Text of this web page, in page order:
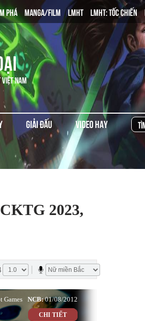
PHÁ MANGA/FILM LMHT LMHT: TỐC CHIẾN
VIỆT NAM
GIẢI ĐẤU VIDEO HAY
2023,
01/08/2012
NCB:
Games
CHI TIẾT